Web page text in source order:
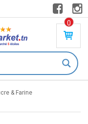
0
PR
DU
IT(
S)
& Farine